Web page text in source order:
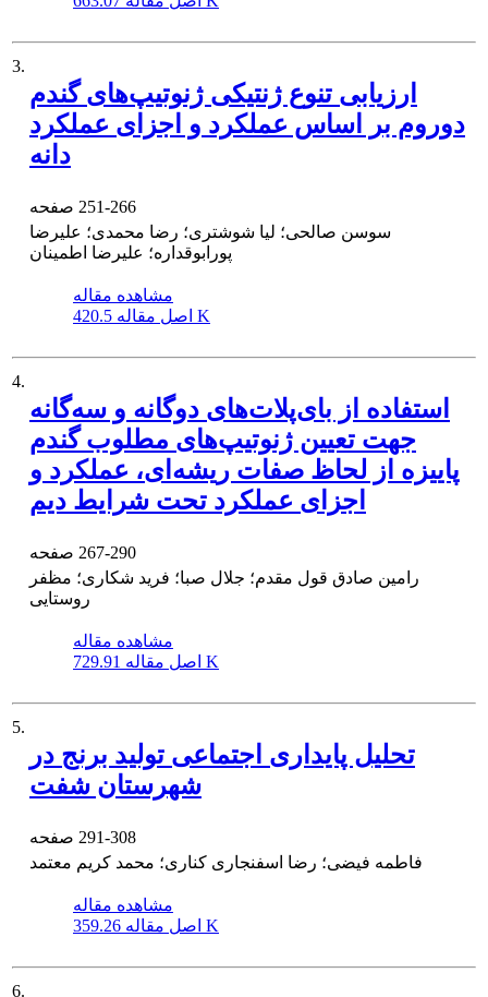
3.
ارزیابی تنوع ژنتیکی ژنوتیپ‌های گندم
دوروم بر اساس عملکرد و اجزای عملکرد
دانه
251-266
سوسن صالحی؛ لیا شوشتری؛ رضا محمدی؛ علیرضا
پورابوقداره؛ علیرضا اطمینان
مشاهده مقاله
اصل مقاله 420.5 K
4.
استفاده از بای‌پلات‌های دوگانه و سه‌گانه
جهت تعیین ژنوتیپ‌های مطلوب گندم
پاییزه از لحاظ صفات ریشه‌ای، عملکرد و
اجزای عملکرد تحت شرایط دیم
267-290
رامین صادق قول مقدم؛ جلال صبا؛ فرید شکاری؛ مظفر
روستایی
مشاهده مقاله
اصل مقاله 729.91 K
5.
تحلیل پایداری اجتماعی تولید برنج در
شهرستان شفت
291-308
فاطمه فیضی؛ رضا اسفنجاری کناری؛ محمد کریم معتمد
مشاهده مقاله
اصل مقاله 359.26 K
6.